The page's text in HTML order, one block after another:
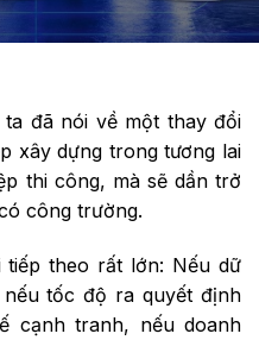
đã nói về một thay đổi
xây dựng trong tương lai
thi công, mà sẽ dần trở
công trường.
theo rất lớn: Nếu dữ
tốc độ ra quyết định
cạnh tranh, nếu doanh